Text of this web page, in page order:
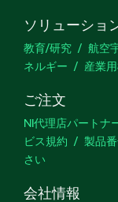
ソリューショ
教育/研究 航空
ネルギー
産業
ご注文
NI代理店パートナ
ビス規約
製品
さい
会社情報